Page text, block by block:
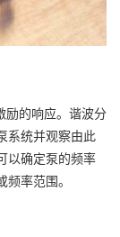
励的响应。谐波分
系统并观察由此
以确定泵的频率
率范围。